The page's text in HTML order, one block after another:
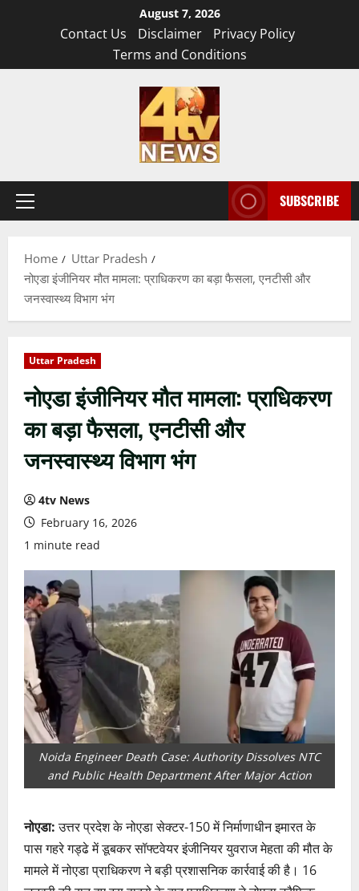
August 7, 2026
Contact Us Disclaimer
Privacy Policy
Terms and Conditions
Primary
SUBSCRIBE
Home
Uttar Pradesh
नोएडा इंजीनियर मौत मामला: प्राधिकरण का बड़ा फैसला, एनटीसी और
जनस्वास्थ्य विभाग भंग
Uttar Pradesh
नोएडा इंजीनियर मौत मामला: प्राधिकरण
का बड़ा फैसला, एनटीसी और
जनस्वास्थ्य विभाग भंग
4tv News
February 16, 2026
1 minute read
Noida Engineer Death Case: Authority Dissolves NTC
and Public Health Department After Major Action
नोएडा:उत्तर प्रदेश के नोएडा सेक्टर-150 में निर्माणाधीन इमारत के
पास गहरे गड्ढे में डूबकर सॉफ्टवेयर इंजीनियर युवराज मेहता की मौत के
मामले में नोएडा प्राधिकरण ने बड़ी प्रशासनिक कार्रवाई की है। 16